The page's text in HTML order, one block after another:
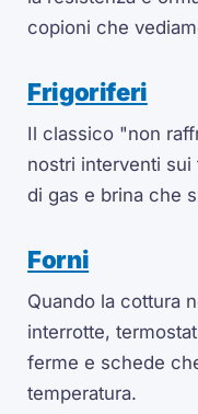
copioni che
Frigoriferi
Il classico "non
nostri interventi
di gas e brina che
Forni
Quando la cottura
interrotte,
ferme e schede
temperatura.